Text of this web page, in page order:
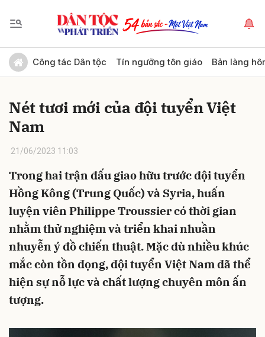
Công tác Dân tộc Tín ngưỡng tôn giáo Bản làng
Nét tươi mới của đội tuyển Việt
Nam
21/06/2023 11:03
Trong hai trận đấu giao hữu trước đội tuyển
Hồng Kông (Trung Quốc) và Syria, huấn
luyện viên Philippe Troussier có thời gian
nhằm thử nghiệm và triển khai nhuần
nhuyễn ý đồ chiến thuật. Mặc dù nhiều khúc
mắc còn tồn đọng, đội tuyển Việt Nam đã thể
hiện sự nỗ lực và chất lượng chuyên môn ấn
tượng.
Gửi bình luận
Hủy Gửi